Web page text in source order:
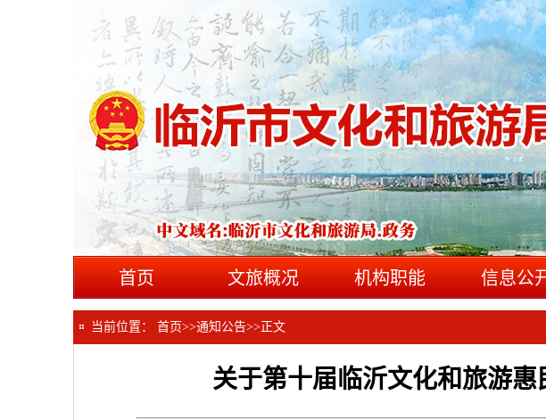
首页 文旅概况 机构职能 信息公
当前位置： 首页>>通知公告>> 正文
关于第十届临沂文化和旅游